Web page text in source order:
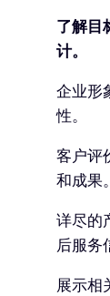
了解目
计。
企业形
性。
客户评
和成果。
详尽的
后服务
展示相